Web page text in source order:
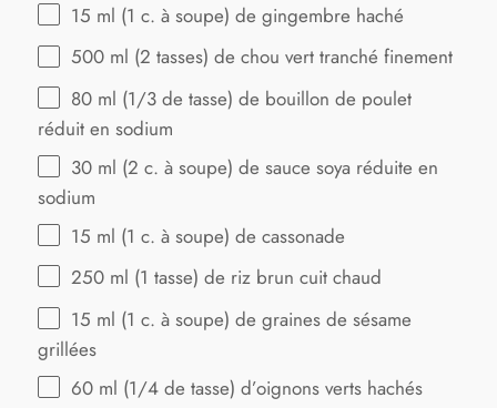
15 ml (1 c. à soupe) de gingembre haché
500 ml (2 tasses) de chou vert tranché finement
80 ml (1/3 de tasse) de bouillon de poulet
réduit en sodium
30 ml (2 c. à soupe) de sauce soya réduite en
sodium
15 ml (1 c. à soupe) de cassonade
250 ml (1 tasse) de riz brun cuit chaud
15 ml (1 c. à soupe) de graines de sésame
grillées
60 ml (1/4 de tasse) d’oignons verts hachés